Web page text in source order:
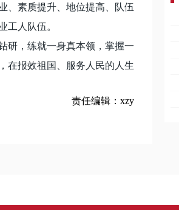
、素质提升、地位提高、队伍
工人队伍。
研，练就一身真本领，掌握一
在报效祖国、服务人民的人生
责任编辑：xzy